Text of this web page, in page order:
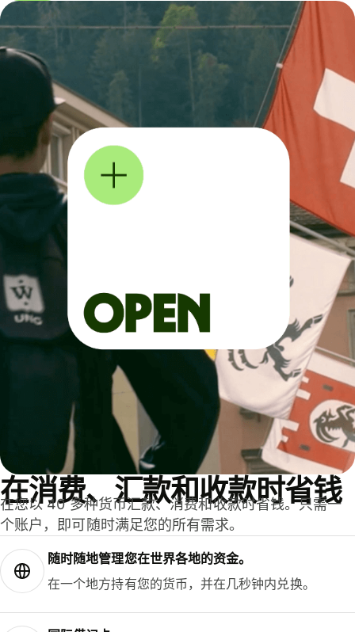
在消费、汇款和收款时省钱
在您以 40 多种货币汇款、消费和收款时省钱。只需一
个账户，即可随时满足您的所有需求。
随时随地管理您在世界各地的资金。
在一个地方持有您的货币，并在几秒钟内兑换。